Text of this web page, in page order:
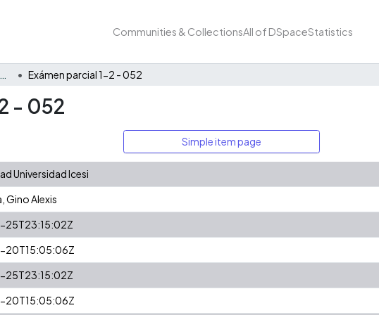
Communities & CollectionsAll of DSpaceStatistics
Exámen parcial 1-2 - 052
- 052
Simple item page
Universidad Icesi
Gino Alexis